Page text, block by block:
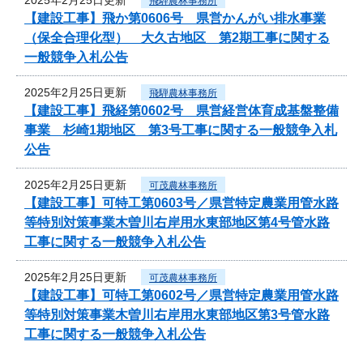
【建設工事】飛か第0606号 県営かんがい排水事業
（保全合理化型） 大久古地区 第2期工事に関する
一般競争入札公告
2025年2月25日更新 飛騨農林事務所
【建設工事】飛経第0602号 県営経営体育成基盤整備
事業 杉崎1期地区 第3号工事に関する一般競争入札
公告
2025年2月25日更新 可茂農林事務所
【建設工事】可特工第0603号／県営特定農業用管水路
等特別対策事業木曽川右岸用水東部地区第4号管水路
工事に関する一般競争入札公告
2025年2月25日更新 可茂農林事務所
【建設工事】可特工第0602号／県営特定農業用管水路
等特別対策事業木曽川右岸用水東部地区第3号管水路
工事に関する一般競争入札公告